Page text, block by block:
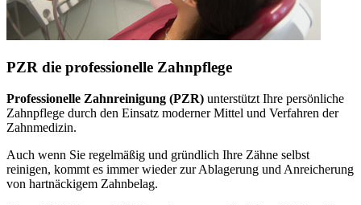
PZR die professionelle Zahnpflege
Professionelle Zahnreinigung (PZR) unterstützt Ihre persönliche
Zahnpflege durch den Einsatz moderner Mittel und Verfahren der
Zahnmedizin.
Auch wenn Sie regelmäßig und gründlich Ihre Zähne selbst
reinigen, kommt es immer wieder zur Ablagerung und Anreicherung
von hartnäckigem Zahnbelag.